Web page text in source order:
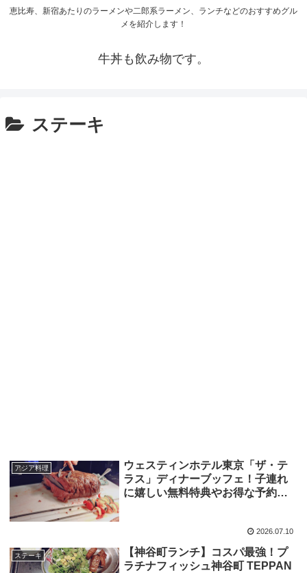
恵比寿、新宿あたりのラーメンや二郎系ラーメン、ランチなどのおすすめグル
メを紹介します！
牛丼も飲み物です。
ステーキ
アジア料理
ウェスティンホテル東京「ザ・テ
ラス」ディナーブッフェ！子連れ
に嬉しい無料特典やお得な予約の
2026.07.10
ステーキ
【神谷町ランチ】コスパ最強！プ
ラチナフィッシュ神谷町 TEPPAN